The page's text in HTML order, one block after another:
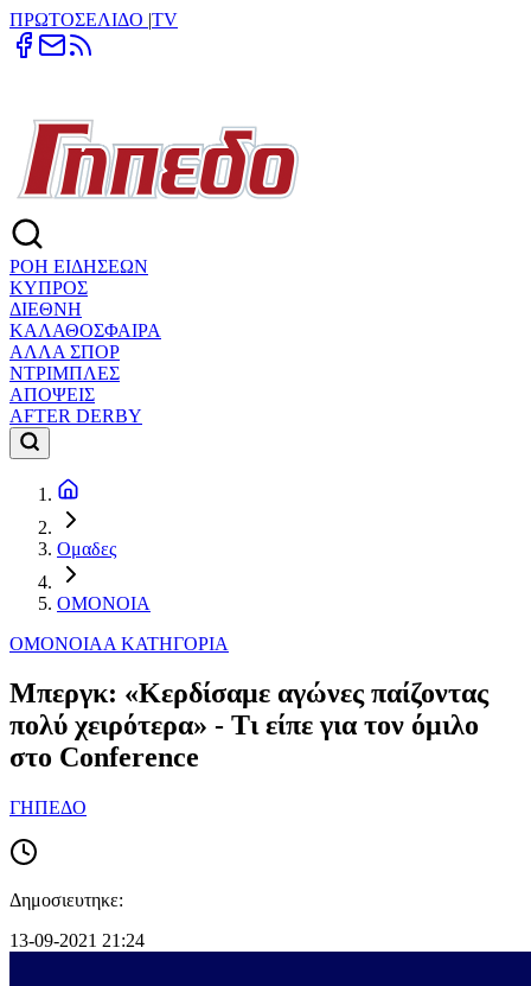
ΠΡΩΤΟΣΕΛΙΔΟ |TV
ΡΟΗ ΕΙΔΗΣΕΩΝ
ΚΥΠΡΟΣ
ΔΙΕΘΝΗ
ΚΑΛΑΘΟΣΦΑΙΡΑ
ΑΛΛΑ ΣΠΟΡ
ΝΤΡΙΜΠΛΕΣ
ΑΠΟΨΕΙΣ
AFTER DERBY
Ομαδες
ΟΜΟΝΟΙΑ
ΟΜΟΝΟΙΑΑ ΚΑΤΗΓΟΡΙΑ
Μπεργκ: «Κερδίσαμε αγώνες παίζοντας
πολύ χειρότερα» - Τι είπε για τον όμιλο
στο Conference
ΓΗΠΕΔΟ
Δημοσιευτηκε:
13-09-2021 21:24